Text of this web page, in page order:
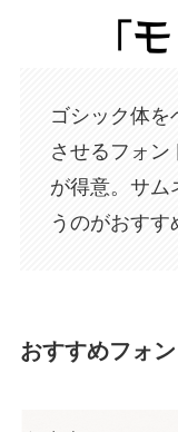
ゴシック体を
させるフォン
が得意。サム
うのがおすす
おすすめフォ